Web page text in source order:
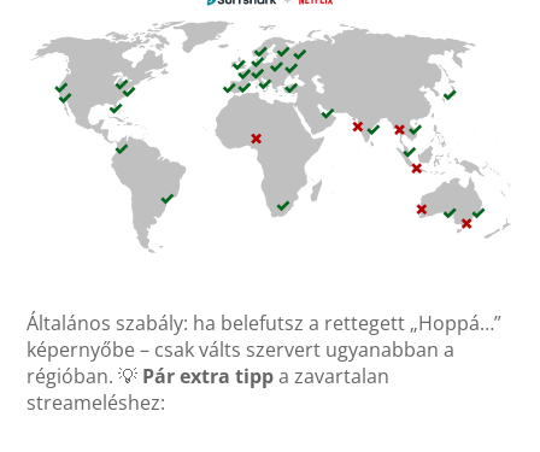
Általános szabály: ha belefutsz a rettegett „Hoppá…”
képernyőbe – csak válts szervert ugyanabban a
régióban. 💡 Pár extra tippa zavartalan
streameléshez: